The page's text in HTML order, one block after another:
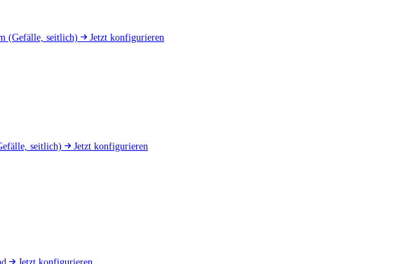
(Gefälle, seitlich) Jetzt konfigurieren
seitlich)
Jetzt konfigurieren